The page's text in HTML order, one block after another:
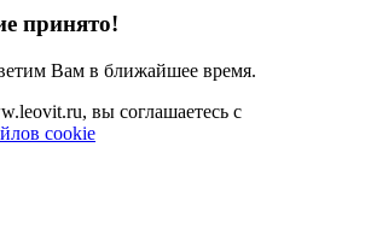
принято!
Вам в ближайшее время.
вы соглашаетесь с
cookie